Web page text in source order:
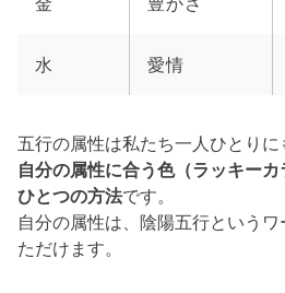
水 愛情
五行の属性は私たち一人ひとり
自分の属性に合う色（ラッキー
ひとつの方法です。
自分の属性は、陰陽五行という
ただけます。